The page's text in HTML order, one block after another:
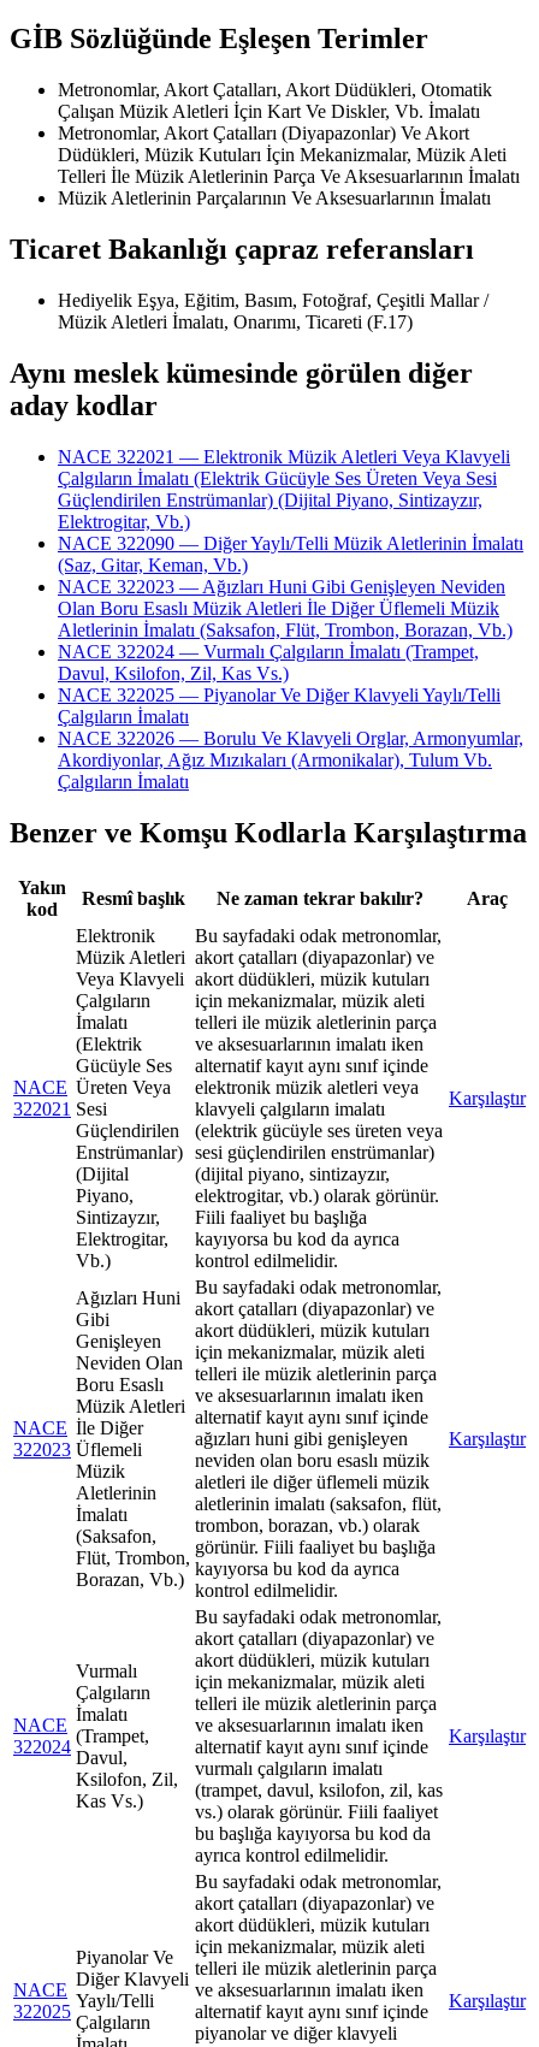
GİB Sözlüğünde Eşleşen Terimler
Metronomlar, Akort Çatalları, Akort Düdükleri, Otomatik
Çalışan Müzik Aletleri İçin Kart Ve Diskler, Vb. İmalatı
Metronomlar, Akort Çatalları (Diyapazonlar) Ve Akort
Düdükleri, Müzik Kutuları İçin Mekanizmalar, Müzik Aleti
Telleri İle Müzik Aletlerinin Parça Ve Aksesuarlarının İmalatı
Müzik Aletlerinin Parçalarının Ve Aksesuarlarının İmalatı
Ticaret Bakanlığı çapraz referansları
Hediyelik Eşya, Eğitim, Basım, Fotoğraf, Çeşitli Mallar /
Müzik Aletleri İmalatı, Onarımı, Ticareti (F.17)
Aynı meslek kümesinde görülen diğer
aday kodlar
NACE 322021 — Elektronik Müzik Aletleri Veya Klavyeli
Çalgıların İmalatı (Elektrik Gücüyle Ses Üreten Veya Sesi
Güçlendirilen Enstrümanlar) (Dijital Piyano, Sintizayzır,
Elektrogitar, Vb.)
NACE 322090 — Diğer Yaylı/Telli Müzik Aletlerinin İmalatı
(Saz, Gitar, Keman, Vb.)
NACE 322023 — Ağızları Huni Gibi Genişleyen Neviden
Olan Boru Esaslı Müzik Aletleri İle Diğer Üflemeli Müzik
Aletlerinin İmalatı (Saksafon, Flüt, Trombon, Borazan, Vb.)
NACE 322024 — Vurmalı Çalgıların İmalatı (Trampet,
Davul, Ksilofon, Zil, Kas Vs.)
NACE 322025 — Piyanolar Ve Diğer Klavyeli Yaylı/Telli
Çalgıların İmalatı
NACE 322026 — Borulu Ve Klavyeli Orglar, Armonyumlar,
Akordiyonlar, Ağız Mızıkaları (Armonikalar), Tulum Vb.
Çalgıların İmalatı
Benzer ve Komşu Kodlarla Karşılaştırma
Yakın
kod
Resmî başlık Ne zaman tekrar bakılır? Araç
NACE
322021
Elektronik
Müzik Aletleri
Veya Klavyeli
Çalgıların
İmalatı
(Elektrik
Gücüyle Ses
Üreten Veya
Sesi
Güçlendirilen
Enstrümanlar)
(Dijital
Piyano,
Sintizayzır,
Elektrogitar,
Vb.)
Bu sayfadaki odak metronomlar,
akort çatalları (diyapazonlar) ve
akort düdükleri, müzik kutuları
için mekanizmalar, müzik aleti
telleri ile müzik aletlerinin parça
ve aksesuarlarının imalatı iken
alternatif kayıt aynı sınıf içinde
elektronik müzik aletleri veya
klavyeli çalgıların imalatı
(elektrik gücüyle ses üreten veya
sesi güçlendirilen enstrümanlar)
(dijital piyano, sintizayzır,
elektrogitar, vb.) olarak görünür.
Fiili faaliyet bu başlığa
kayıyorsa bu kod da ayrıca
kontrol edilmelidir.
Karşılaştır
NACE
322023
Ağızları Huni
Gibi
Genişleyen
Neviden Olan
Boru Esaslı
Müzik Aletleri
İle Diğer
Üflemeli
Müzik
Aletlerinin
İmalatı
(Saksafon,
Flüt, Trombon,
Borazan, Vb.)
Bu sayfadaki odak metronomlar,
akort çatalları (diyapazonlar) ve
akort düdükleri, müzik kutuları
için mekanizmalar, müzik aleti
telleri ile müzik aletlerinin parça
ve aksesuarlarının imalatı iken
alternatif kayıt aynı sınıf içinde
ağızları huni gibi genişleyen
neviden olan boru esaslı müzik
aletleri ile diğer üflemeli müzik
aletlerinin imalatı (saksafon, flüt,
trombon, borazan, vb.) olarak
görünür. Fiili faaliyet bu başlığa
kayıyorsa bu kod da ayrıca
kontrol edilmelidir.
Karşılaştır
NACE
322024
Vurmalı
Çalgıların
İmalatı
(Trampet,
Davul,
Ksilofon, Zil,
Kas Vs.)
Bu sayfadaki odak metronomlar,
akort çatalları (diyapazonlar) ve
akort düdükleri, müzik kutuları
için mekanizmalar, müzik aleti
telleri ile müzik aletlerinin parça
ve aksesuarlarının imalatı iken
alternatif kayıt aynı sınıf içinde
vurmalı çalgıların imalatı
(trampet, davul, ksilofon, zil, kas
vs.) olarak görünür. Fiili faaliyet
bu başlığa kayıyorsa bu kod da
ayrıca kontrol edilmelidir.
Karşılaştır
NACE
322025
Piyanolar Ve
Diğer Klavyeli
Yaylı/Telli
Çalgıların
Bu sayfadaki odak metronomlar,
akort çatalları (diyapazonlar) ve
akort düdükleri, müzik kutuları
için mekanizmalar, müzik aleti
telleri ile müzik aletlerinin parça
ve aksesuarlarının imalatı iken
alternatif kayıt aynı sınıf içinde
piyanolar ve diğer klavyeli
Karşılaştır